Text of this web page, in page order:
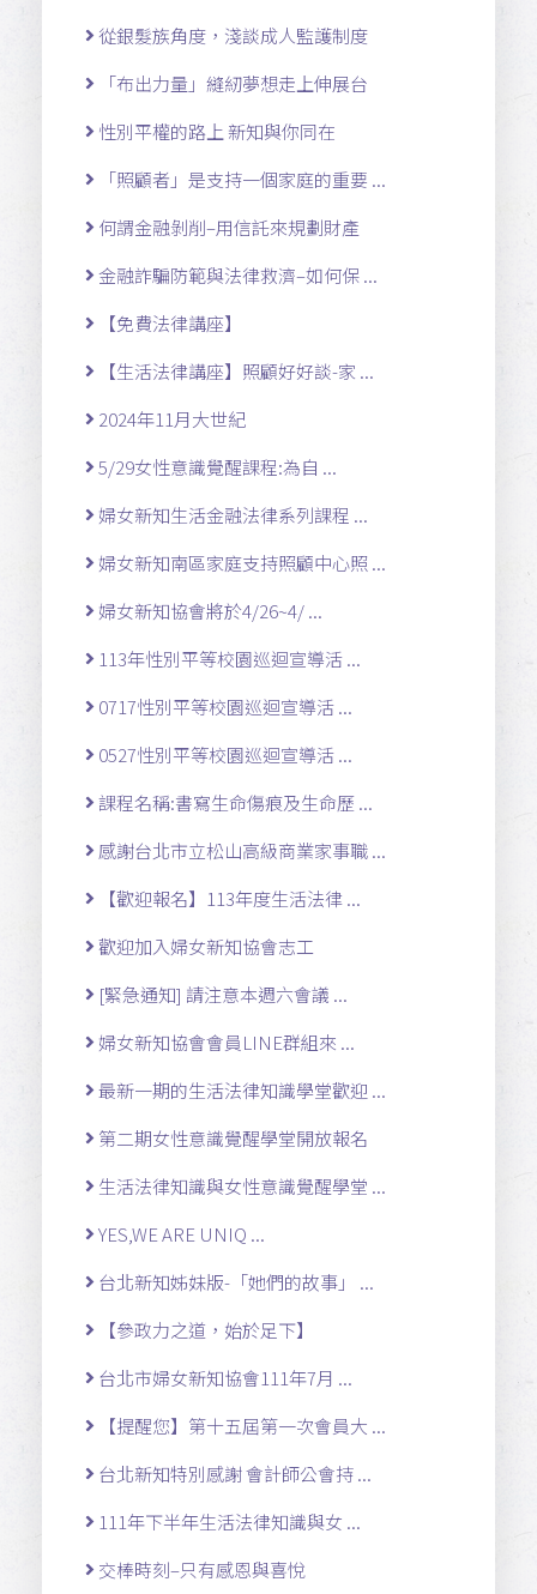
從銀髮族角度，淺談成人監護制度
「布出力量」縫紉夢想走上伸展台
性別平權的路上 新知與你同在
「照顧者」是支持一個家庭的重要 ...
何謂金融剝削–用信託來規劃財產
金融詐騙防範與法律救濟–如何保 ...
【免費法律講座】
【生活法律講座】照顧好好談-家 ...
2024年11月大世紀
5/29女性意識覺醒課程:為自 ...
婦女新知生活金融法律系列課程 ...
婦女新知南區家庭支持照顧中心照 ...
婦女新知協會將於4/26~4/ ...
113年性別平等校園巡迴宣導活 ...
0717性別平等校園巡迴宣導活 ...
0527性別平等校園巡迴宣導活 ...
課程名稱:書寫生命傷痕及生命歷 ...
感謝台北市立松山高級商業家事職 ...
【歡迎報名】113年度生活法律 ...
歡迎加入婦女新知協會志工
[緊急通知] 請注意本週六會議 ...
婦女新知協會會員LINE群組來 ...
最新一期的生活法律知識學堂歡迎 ...
第二期女性意識覺醒學堂開放報名
生活法律知識與女性意識覺醒學堂 ...
YES,WE ARE UNIQ ...
台北新知姊妹版-「她們的故事」 ...
【參政力之道，始於足下】
台北市婦女新知協會111年7月 ...
【提醒您】第十五屆第一次會員大 ...
台北新知特別感謝 會計師公會持 ...
111年下半年生活法律知識與女 ...
交棒時刻–只有感恩與喜悅